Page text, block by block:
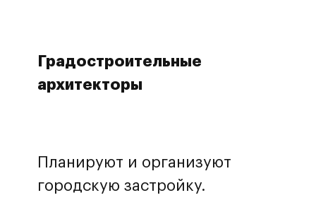
Градостроительные
архитекторы
Планируют и организуют
городскую застройку.